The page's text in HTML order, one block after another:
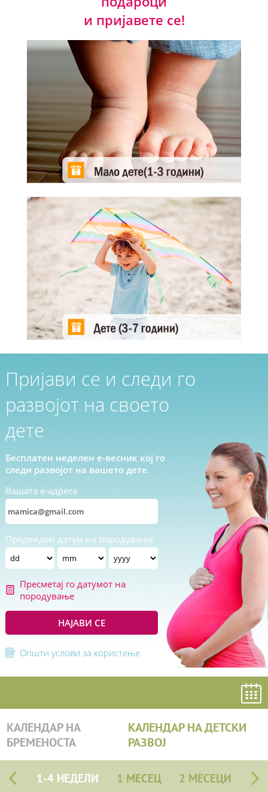
и пријавете се!
Пријави се и следи го
развојот на своето
дете
Бесплатен неделен е-весник кој го
следи развојот на вашето дете.
Вашата е-адреса
Предвиден датум на породување
Пресметај го датумот на
породување
НАЈАВИ СЕ
Општи услови за користење
КАЛЕНДАР НА
БРЕМЕНОСТА
КАЛЕНДАР НА ДЕТСКИ
РАЗВОЈ
1-4 НЕДЕЛИ 1 МЕСЕЦ 2 МЕСЕЦИ